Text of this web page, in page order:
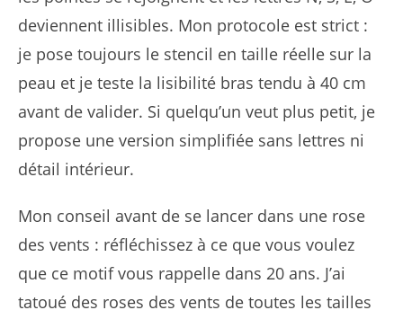
deviennent illisibles. Mon protocole est strict :
je pose toujours le stencil en taille réelle sur la
peau et je teste la lisibilité bras tendu à 40 cm
avant de valider. Si quelqu’un veut plus petit, je
propose une version simplifiée sans lettres ni
détail intérieur.
Mon conseil avant de se lancer dans une rose
des vents : réfléchissez à ce que vous voulez
que ce motif vous rappelle dans 20 ans. J’ai
tatoué des roses des vents de toutes les tailles